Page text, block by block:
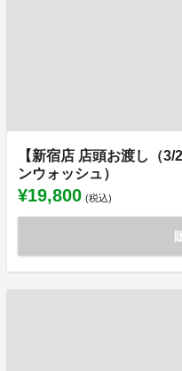
【新宿店 店頭お渡し（
ンウォッシュ）
¥19,800 (税込)